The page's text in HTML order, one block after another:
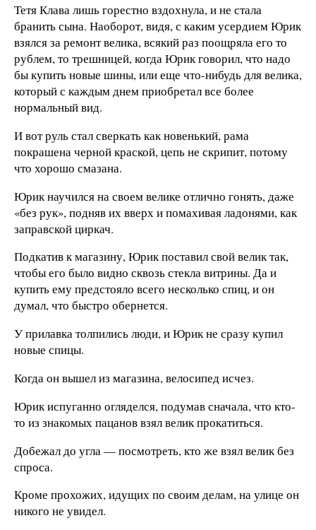
Тетя Клава лишь горестно вздохнула, и не стала
бранить сына. Наоборот, видя, с каким усердием Юрик
взялся за ремонт велика, всякий раз поощряла его то
рублем, то трешницей, когда Юрик говорил, что надо
бы купить новые шины, или еще что-нибудь для велика,
который с каждым днем приобретал все более
нормальный вид.
И вот руль стал сверкать как новенький, рама
покрашена черной краской, цепь не скрипит, потому
что хорошо смазана.
Юрик научился на своем велике отлично гонять, даже
«без рук», подняв их вверх и помахивая ладонями, как
заправской циркач.
Подкатив к магазину, Юрик поставил свой велик так,
чтобы его было видно сквозь стекла витрины. Да и
купить ему предстояло всего несколько спиц, и он
думал, что быстро обернется.
У прилавка толпились люди, и Юрик не сразу купил
новые спицы.
Когда он вышел из магазина, велосипед исчез.
Юрик испуганно огляделся, подумав сначала, что кто-
то из знакомых пацанов взял велик прокатиться.
Добежал до угла — посмотреть, кто же взял велик без
спроса.
Кроме прохожих, идущих по своим делам, на улице он
никого не увидел.